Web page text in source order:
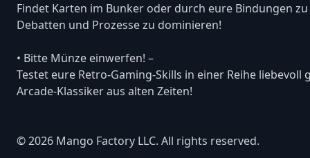
Findet Karten im Bunker oder durch eure Bindungen
Debatten und Prozesse zu dominieren!
• Bitte Münze einwerfen! –
Testet eure Retro-Gaming-Skills in einer Reihe
Arcade-Klassiker aus alten Zeiten!
© 2026 Mango Factory LLC. All rights reserved.